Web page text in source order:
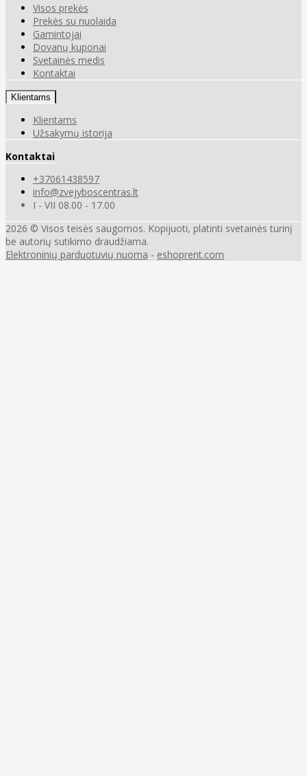
Visos prekės
Prekės su nuolaida
Gamintojai
Dovanų kuponai
Svetainės medis
Kontaktai
Klientams
Klientams
Užsakymų istorija
Kontaktai
+37061438597
info@zvejyboscentras.lt
I - VII 08.00 - 17.00
2026 © Visos teisės saugomos. Kopijuoti, platinti svetainės turinį
be autorių sutikimo draudžiama.
Elektroninių parduotuvių nuoma - eshoprent.com